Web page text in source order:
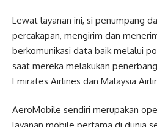
Lewat layanan ini, si penumpang
percakapan, mengirim dan
berkomunikasi data baik melalui
saat mereka melakukan
Emirates Airlines dan Malaysia
AeroMobile sendiri merupakan